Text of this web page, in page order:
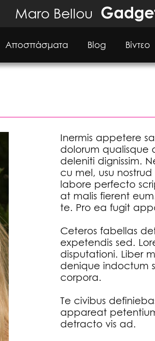
Maro Bellou
Αποσπάσματα Βlog Βίντεο
Inermis appetere
dolorum qualisque
deleniti dignissim.
cu mel, usu
labore perfecto
at malis fierent
te. Pro ea fugit
Ceteros fabellas
expetendis sed.
disputationi. Liber
denique indoctum
corpora.
Te civibus
appareat
detracto vis ad.